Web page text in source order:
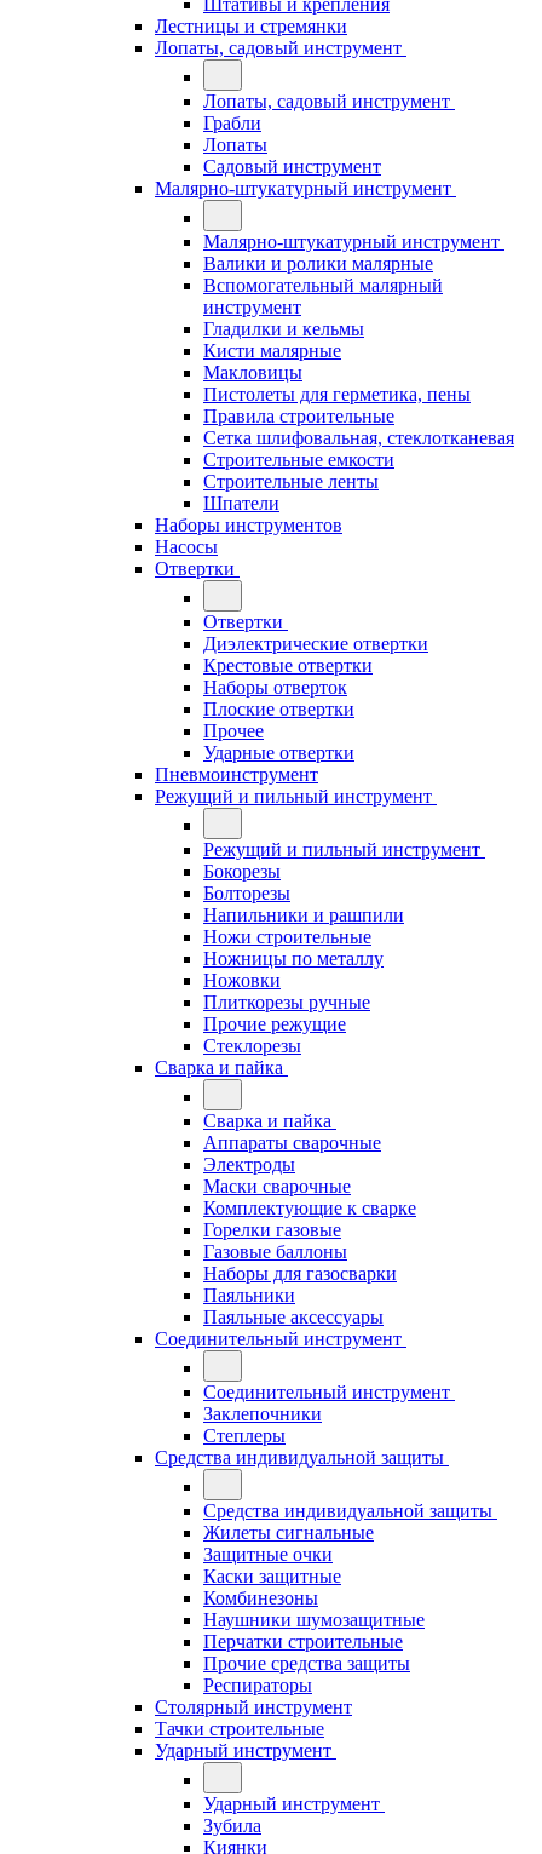
Штативы и крепления
Лестницы и стремянки
Лопаты, садовый инструмент
Лопаты, садовый инструмент
Грабли
Лопаты
Садовый инструмент
Малярно-штукатурный инструмент
Малярно-штукатурный инструмент
Валики и ролики малярные
Вспомогательный малярный
инструмент
Гладилки и кельмы
Кисти малярные
Макловицы
Пистолеты для герметика, пены
Правила строительные
Сетка шлифовальная, стеклотканевая
Строительные емкости
Строительные ленты
Шпатели
Наборы инструментов
Насосы
Отвертки
Отвертки
Диэлектрические отвертки
Крестовые отвертки
Наборы отверток
Плоские отвертки
Прочее
Ударные отвертки
Пневмоинструмент
Режущий и пильный инструмент
Режущий и пильный инструмент
Бокорезы
Болторезы
Напильники и рашпили
Ножи строительные
Ножницы по металлу
Ножовки
Плиткорезы ручные
Прочие режущие
Стеклорезы
Сварка и пайка
Сварка и пайка
Аппараты сварочные
Электроды
Маски сварочные
Комплектующие к сварке
Горелки газовые
Газовые баллоны
Наборы для газосварки
Паяльники
Паяльные аксессуары
Соединительный инструмент
Соединительный инструмент
Заклепочники
Степлеры
Средства индивидуальной защиты
Средства индивидуальной защиты
Жилеты сигнальные
Защитные очки
Каски защитные
Комбинезоны
Наушники шумозащитные
Перчатки строительные
Прочие средства защиты
Респираторы
Столярный инструмент
Тачки строительные
Ударный инструмент
Ударный инструмент
Зубила
Киянки